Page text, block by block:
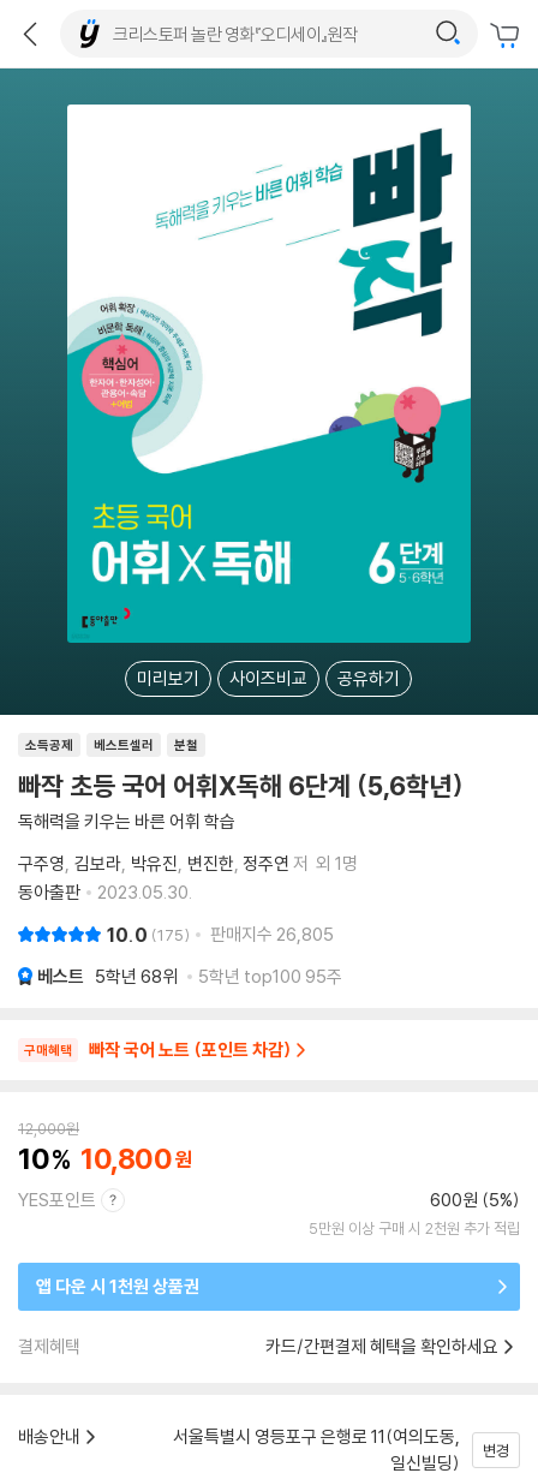
미리보기 사이즈비교 공유하기
소득공제 베스트셀러 분철
빠작 초등 국어 어휘X독해 6단계 (5,6학년)
독해력을 키우는 바른 어휘 학습
구주영 김보라 박유진 변진한 정주연 저 외 1명
동아출판
2023.05.30.
10.0 175 판매지수 26,805
베스트 5학년 68위 5학년 top100 95주
구매혜택 빠작 국어 노트 (포인트 차감)
12,000원
10 10,800
YES포인트 600원 (5%)
5만원 이상 구매 시 2천원 추가 적립
앱 다운 시 1천원 상품권
결제혜택 카드/간편결제 혜택을 확인하세요
배송안내
서울특별시 영등포구 은행로 11(여의도동,
일신빌딩)
변경